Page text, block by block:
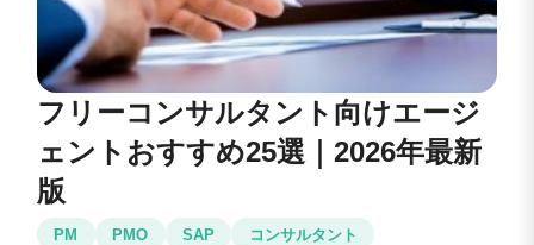
フリーコンサルタント向けエージ
ェントおすすめ25選｜2026年最新
版
PM PMO SAP コンサルタント